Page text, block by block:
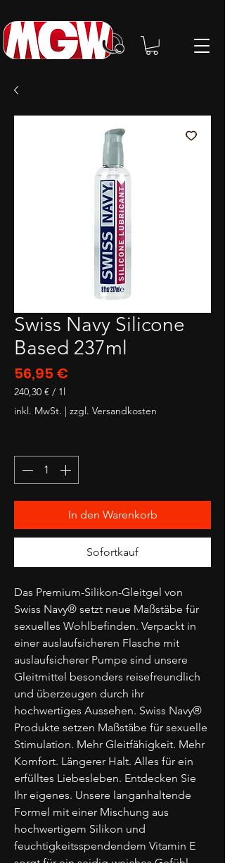
Swiss Navy Silicone
Based 237ml
56,95 €
240,30 € / 1l
240,30 €
pro
inkl. MwSt. | zzgl. Versandkosten
In den Warenkorb
Sofortkauf
Das Premium-Silikon-Gleitgel von
Swiss Navy® setzt neue Maßstäbe für
sexuelles Wohlbefinden. Verpackt in
einer auslaufsicheren Flasche mit
auslaufsicherer Pumpe sind unsere
Gleitmittel besonders reisefreundlich
und überzeugen durch ihr
hochwertiges Aussehen. Swiss Navy®
Produkte setzen Maßstäbe für sexuelle
Stimulation. Mehr Gleitfähigkeit. Mehr
Komfort. Längerer Halt. Alles für ein
erfülltes Liebesleben. Entdecken Sie
Ihr eigenes. Unsere langanhaltende
Formel mit einer Mischung aus
hochwertigem Silikon und
feuchtigkeitsspendendem Vitamin E